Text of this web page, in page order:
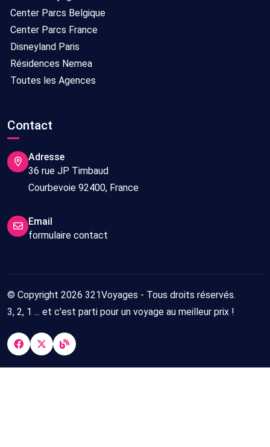
Center Parcs Belgique
Center Parcs France
Disneyland Paris
Résidences Nemea
Toutes les Agences
Contact
Adresse
36 rue JP Timbaud
Courbevoie 92400, France
Email
formulaire contact
© Copyright 2026 321Voyages - Tous droits réservés.
3, 2, 1 ... et c'est parti pour un voyage au meilleur prix !